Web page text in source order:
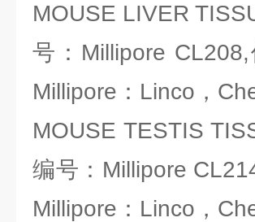
MOUSE LIVER
号：Millipore
Millipore：Linco，
MOUSE TESTIS
编号：Millipore
Millipore：Linco，